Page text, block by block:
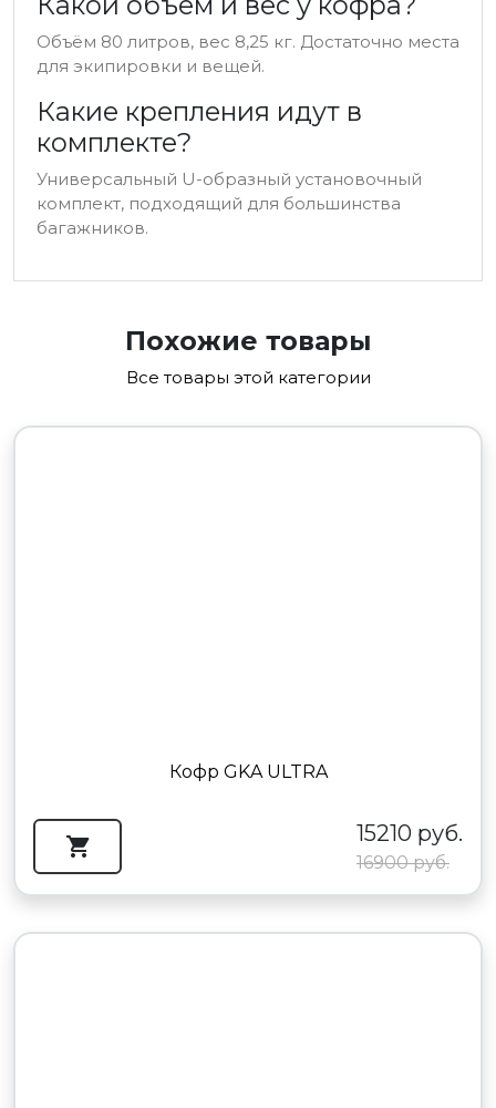
Объём 80 литров, вес 8,25 кг. Достаточно места
для экипировки и вещей.
Какие крепления идут в
комплекте?
Универсальный U-образный установочный
комплект, подходящий для большинства
багажников.
Похожие товары
Все товары этой категории
Кофр GKA ULTRA
15210 руб.
16900 руб.